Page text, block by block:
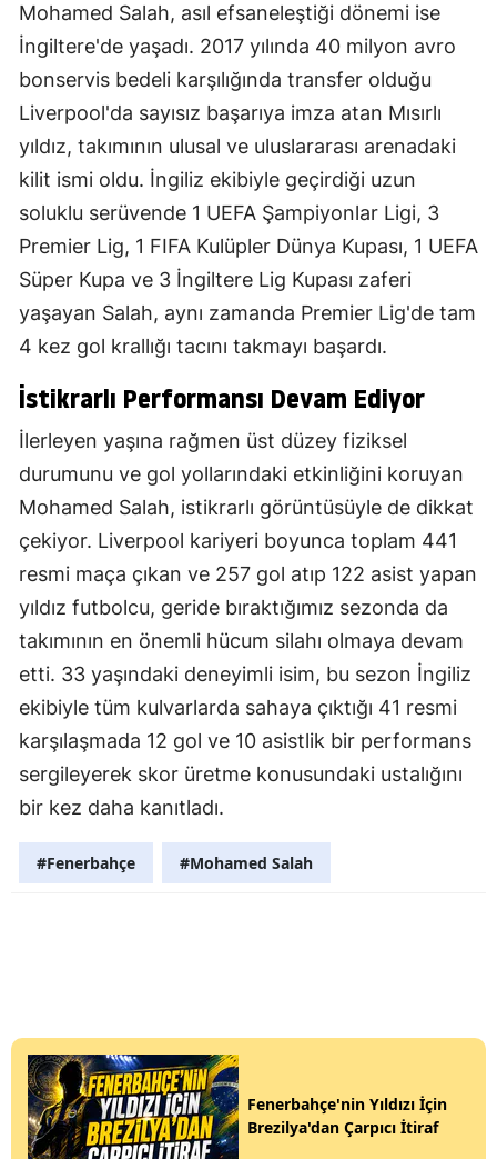
Mohamed Salah, asıl efsaneleştiği dönemi ise
İngiltere'de yaşadı. 2017 yılında 40 milyon avro
bonservis bedeli karşılığında transfer olduğu
Liverpool'da sayısız başarıya imza atan Mısırlı
yıldız, takımının ulusal ve uluslararası arenadaki
kilit ismi oldu. İngiliz ekibiyle geçirdiği uzun
soluklu serüvende 1 UEFA Şampiyonlar Ligi, 3
Premier Lig, 1 FIFA Kulüpler Dünya Kupası, 1 UEFA
Süper Kupa ve 3 İngiltere Lig Kupası zaferi
yaşayan Salah, aynı zamanda Premier Lig'de tam
4 kez gol krallığı tacını takmayı başardı.
İstikrarlı Performansı Devam Ediyor
İlerleyen yaşına rağmen üst düzey fiziksel
durumunu ve gol yollarındaki etkinliğini koruyan
Mohamed Salah, istikrarlı görüntüsüyle de dikkat
çekiyor. Liverpool kariyeri boyunca toplam 441
resmi maça çıkan ve 257 gol atıp 122 asist yapan
yıldız futbolcu, geride bıraktığımız sezonda da
takımının en önemli hücum silahı olmaya devam
etti. 33 yaşındaki deneyimli isim, bu sezon İngiliz
ekibiyle tüm kulvarlarda sahaya çıktığı 41 resmi
karşılaşmada 12 gol ve 10 asistlik bir performans
sergileyerek skor üretme konusundaki ustalığını
bir kez daha kanıtladı.
#Fenerbahçe #Mohamed Salah
Fenerbahçe'nin Yıldızı İçin
Brezilya'dan Çarpıcı İtiraf